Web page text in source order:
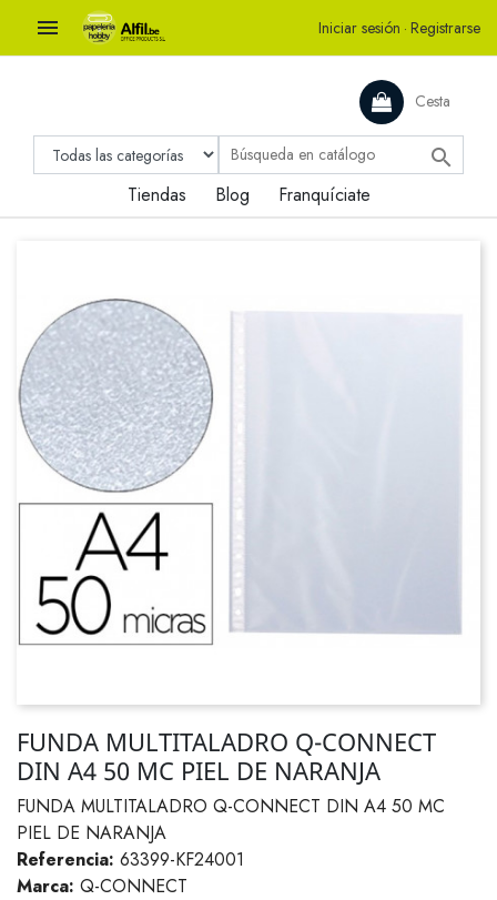
 Iniciar sesión · Registrarse
Cesta

Tiendas Blog Franquíciate
FUNDA MULTITALADRO Q-CONNECT
DIN A4 50 MC PIEL DE NARANJA
FUNDA MULTITALADRO Q-CONNECT DIN A4 50 MC
PIEL DE NARANJA
Referencia: 63399-KF24001
Marca: Q-CONNECT